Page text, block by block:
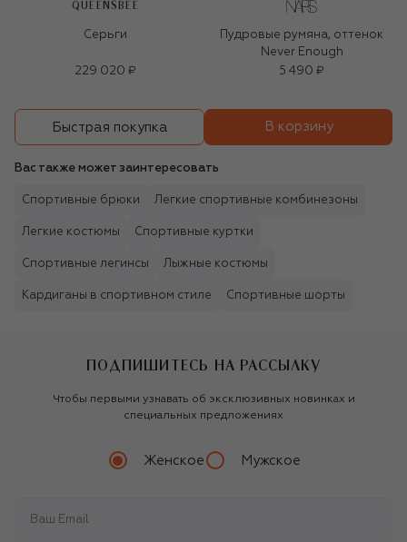
QUEENSBEE
Серьги
229 020 ₽
Пудровые румяна, оттенок
Never Enough
5 490 ₽
Быстрая покупка В корзину
Вас также может заинтересовать
Спортивные брюки Легкие спортивные комбинезоны
Легкие костюмы Спортивные куртки
Спортивные легинсы Лыжные костюмы
Кардиганы в спортивном стиле Спортивные шорты
ПОДПИШИТЕСЬ НА РАССЫЛКУ
Чтобы первыми узнавать об эксклюзивных новинках и
специальных предложениях
Женское Мужское